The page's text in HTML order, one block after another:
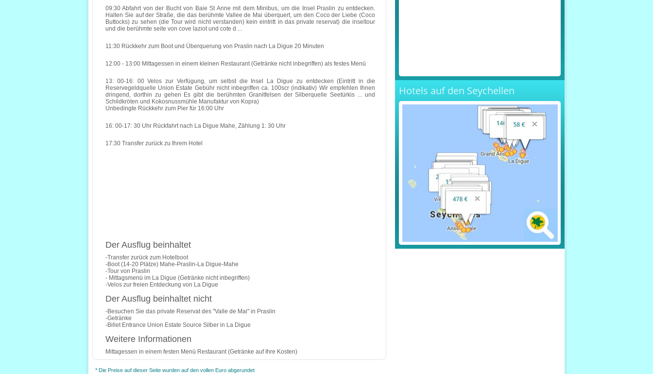
09:30 Abfahrt von der Bucht von Baie St Anne mit dem Minibus, um die Insel Praslin zu entdecken.
Halten Sie auf der Straße, die das berühmte Vallee de Mai überquert, um den Coco der Liebe (Coco
Buttocks) zu sehen (die Tour wird nicht verstanden) kein eintritt in das private reservat) die inseltour
und die berühmte seite von cove laziot und cote d ...
11:30 Rückkehr zum Boot und Überquerung von Praslin nach La Digue 20 Minuten
12:00 - 13:00 Mittagessen in einem kleinen Restaurant (Getränke nicht inbegriffen) als festes Menü
13: 00-16: 00 Velos zur Verfügung, um selbst die Insel La Digue zu entdecken (Eintritt in die
Reservegeldquelle Union Estate Gebühr nicht inbegriffen ca. 100scr (indikativ) Wir empfehlen Ihnen
dringend, dorthin zu gehen Es gibt die berühmten Granitfelsen der Silberquelle Seetürkis ... und
Schildkröten und Kokosnussmühle Manufaktur von Kopra)
Unbedingte Rückkehr zum Pier für 16:00 Uhr
16: 00-17: 30 Uhr Rückfahrt nach La Digue Mahe, Zählung 1: 30 Uhr
17:30 Transfer zurück zu Ihrem Hotel
Der Ausflug beinhaltet
-Transfer zurück zum Hotelboot
-Boot (14-20 Plätze) Mahe-Praslin-La Digue-Mahe
-Tour von Praslin
- Mittagsmenü im La Digue (Getränke nicht inbegriffen)
-Velos zur freien Entdeckung von La Digue
Der Ausflug beinhaltet nicht
-Besuchen Sie das private Reservat des "Valle de Mai" in Praslin
-Getränke
-Billet Entrance Union Estate Source Silber in La Digue
Weitere Informationen
Mittagessen in einem festen Menü Restaurant (Getränke auf Ihre Kosten)
* Die Preise auf dieser Seite wurden auf den vollen Euro abgerundet
Hotels auf den Seychellen